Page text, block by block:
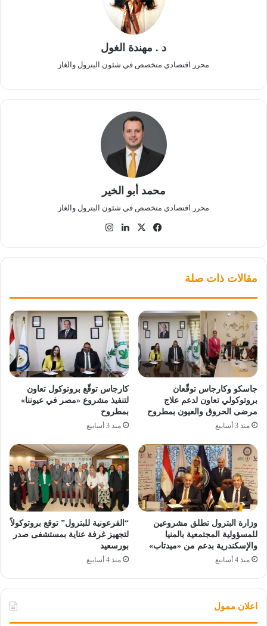
د . مهندة الغول
محرر اقتصادي متخصص في شئون البترول والغاز
محمد أبو الخير
محرر اقتصادي متخصص في شئون البترول والغاز
فيسبوك
‫X لينكدإن
مقالات ذات صلة
جاسكو وكارجاس توقّعان
بروتوكولي تعاون لدعم علاج
مرضى الحروق والعيون بمطروح
منذ 3 أسابيع
كارجاس توقّع بروتوكول تعاون
لتنفيذ مشروع «مصر في عيوننا»
بمطروح
منذ 3 أسابيع
وزارة البترول تطلق مشروعين
للمسؤولية المجتمعية بالمنيا
والإسكندرية بدعم من «ميدتاب»
منذ 4 أسابيع
“الفرعونية للبترول” توقع بروتوكولاً
لتجهيز غرفة عناية بمستشفى صدر
بورسعيد
منذ 4 أسابيع
اعلان ممول